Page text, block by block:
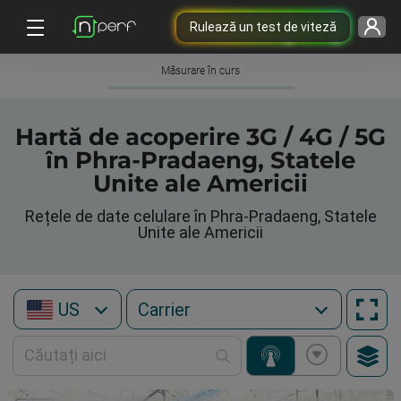
Rulează un test de viteză
Măsurare în curs
Hartă de acoperire 3G / 4G / 5G
în Phra-Pradaeng, Statele
Unite ale Americii
Rețele de date celulare în Phra-Pradaeng, Statele
Unite ale Americii
US